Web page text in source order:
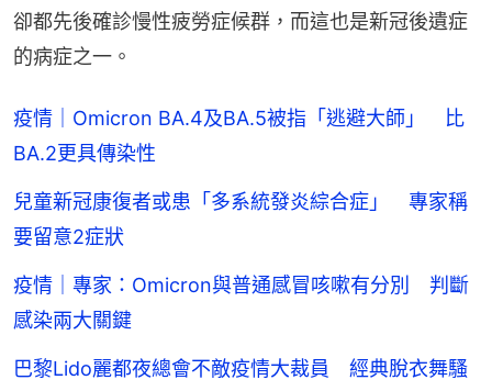
卻都先後確診慢性疲勞症候群，而這也是新冠後遺症
的病症之一。
疫情｜Omicron BA.4及BA.5被指「逃避大師」 比
BA.2更具傳染性
兒童新冠康復者或患「多系統發炎綜合症」 專家稱
要留意2症狀
疫情｜專家：Omicron與普通感冒咳嗽有分別 判斷
感染兩大關鍵
巴黎Lido麗都夜總會不敵疫情大裁員 經典脫衣舞騷